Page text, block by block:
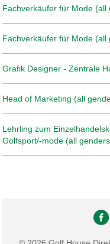
Fachverkäufer für Mode (all
Fachverkäufer für Mode (all
Grafik Designer - Zentrale
Head of Marketing (all
Lehrling zum
Golfsport/-mode (all